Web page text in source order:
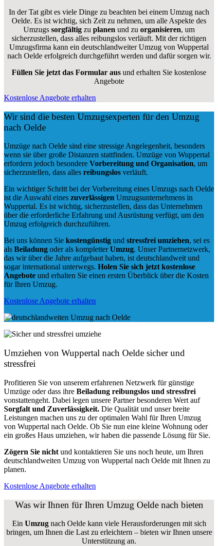
In der Tat gibt es viele Dinge zu beachten bei einem Umzug nach
Oelde. Es ist wichtig, sich Zeit zu nehmen, um alle Aspekte des
Umzugs sorgfältig zu planen und zu organisieren, um
sicherzustellen, dass alles reibungslos verläuft. Mit der richtigen
Umzugsfirma kann ein deutschlandweiter Umzug von Wuppertal
nach Oelde erfolgreich durchgeführt werden und dafür sorgen wir.
Füllen Sie jetzt das Formular aus und erhalten Sie kostenlose
Angebote
Kostenlose Angebote erhalten
Wir sind die besten Umzugsexperten für den Umzug
nach Oelde
Umzüge nach Oelde sind eine stressige Angelegenheit, besonders
wenn sie über große Distanzen stattfinden. Umzüge von Wuppertal
erfordern jedoch besondere Vorbereitung und Organisation, um
sicherzustellen, dass alles reibungslos verläuft.
Ein wichtiger Schritt bei der Vorbereitung eines Umzugs nach Oelde
ist die Auswahl eines zuverlässigen Umzugsunternehmens in
Wuppertal. Es ist wichtig, sicherzustellen, dass das Unternehmen
über die erforderliche Erfahrung und Ausrüstung verfügt, um den
Umzug erfolgreich durchzuführen.
Bei uns können Sie kostengünstig und stressfrei umziehen, sei es
als Beiladung oder als kompletterUmzug. Unser Partnernetzwerk,
das wir über die Jahre aufgebaut haben, ist deutschlandweit und
sogar international unterwegs. Holen Sie sich jetzt kostenlose
Angebote und erhalten Sie einen ersten Überblick über die Kosten
für Ihren Umzug.
Kostenlose Angebote erhalten
Umziehen von Wuppertal nach Oelde sicher und
stressfrei
Profitieren Sie von unserem erfahrenen Netzwerk für günstige
Umzüge oder dass ihre Beiladung reibungslos und stressfrei
vonstattengeht. Dabei legen unsere Partner besonderen Wert auf
Sorgfalt und Zuverlässigkeit. Die Qualität und unser breite
Leistungen machen uns zu der optimalen Wahl für Ihren Umzug
von Wuppertal nach Oelde. Ob Sie nun eine kleine Wohnung oder
ein großes Haus umziehen, wir haben die passende Lösung für Sie.
Zögern Sie nicht und kontaktieren Sie uns noch heute, um Ihren
deutschlandweiten Umzug von Wuppertal nach Oelde mit Ihnen zu
planen.
Kostenlose Angebote erhalten
Was wir Ihnen für Ihren Umzug Oelde nach bieten
Ein Umzugnach Oelde kann viele Herausforderungen mit sich
bringen, um Ihnen die Last zu erleichtern – bieten wir Ihnen unsere
Unterstützung an.